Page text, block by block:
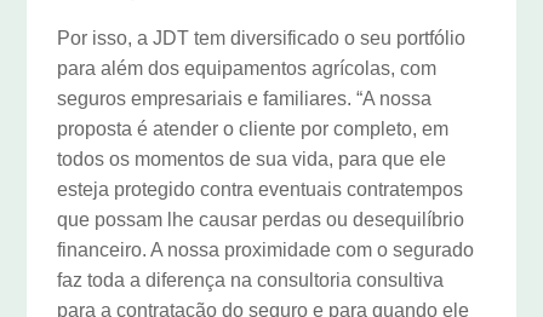
Por isso, a JDT tem diversificado o seu portfólio
para além dos equipamentos agrícolas, com
seguros empresariais e familiares. “A nossa
proposta é atender o cliente por completo, em
todos os momentos de sua vida, para que ele
esteja protegido contra eventuais contratempos
que possam lhe causar perdas ou desequilíbrio
financeiro. A nossa proximidade com o segurado
faz toda a diferença na consultoria consultiva
para a contratação do seguro e para quando ele